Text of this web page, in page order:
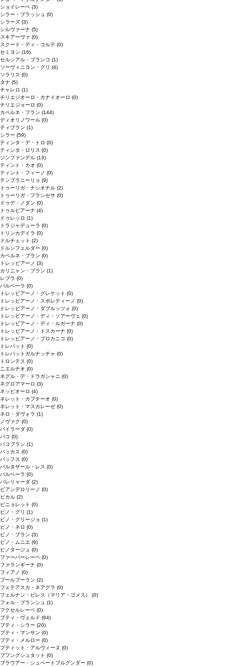
ショイレーベ (3)
シラー・ブラッシュ (0)
シラーズ (3)
シルヴァーナ (5)
スキアーヴァ (0)
スクード・ディ・コルテ (0)
セミヨン (16)
セルシアル・ブランコ (1)
ソーヴィニヨン・グリ (4)
ソラリス (0)
タナ (5)
チャレロ (1)
チリエジオーロ・カナイオーロ (0)
チリエジョーロ (0)
カベルネ・フラン (144)
ディオリノワール (0)
ティブラン (1)
シラー (59)
ティンタ・デ・トロ (0)
ティンタ・ロリス (0)
ジンファンデル (13)
ティント・カオ (0)
ティント・フィーノ (0)
テンプラニーリョ (9)
トゥーリガ・ナシオナル (2)
トゥーリガ・フランセサ (0)
ドゥデ・ノダン (0)
トゥルビアーナ (4)
ドゥレッロ (1)
トラジャデューラ (0)
トリンカデイラ (0)
ドルチェット (2)
ドルンフェルダー (0)
カベルネ・ブラン (0)
トレッビアーノ (3)
カリニャン・ブラン (1)
レブラ (0)
バルベーラ (0)
トレッビアーノ・グレケット (0)
トレッビアーノ・スポレティーノ (0)
トレッビアーノ・ダブルッツォ (0)
トレッビアーノ・ディ・ソアーヴェ (0)
トレッビアーノ・ディ・ルガーナ (0)
トレッビアーノ・トスカーナ (0)
トレッビアーノ・プロカニコ (0)
トレパット (0)
トレパットガルナッチャ (0)
トロンテス (0)
ニエルチオ (0)
ネグル・デ・ドラガシャニ (0)
ネグロアマーロ (3)
ネッビオーロ (4)
ネレット・カプチーオ (0)
ネレット・マスカレーゼ (0)
ネロ・ダヴォラ (1)
ノヴァク (0)
バイラーダ (0)
バコ (0)
バコブラン (1)
バッカス (0)
バッフス (0)
バルタザール・レス (0)
バルベーラ (0)
パレリャーダ (2)
ピアンデロリーノ (0)
ビカル (2)
ピニョレット (0)
ピノ・グリ (1)
ピノ・グリージョ (1)
ピノ・ネロ (0)
ピノ・ブラン (3)
ピノ・ムニエ (9)
ピノタージュ (0)
ファーバーレーベ (0)
ファランギーナ (0)
フィアノ (0)
ブールブーラン (2)
フェテアスカ・ネアグラ (0)
フェルナン・ピレス（マリア・ゴメス） (0)
フォル・ブランシュ (1)
フクセルレーベ (0)
プティ・ヴェルド (64)
プティ・シラー (20)
プティ・マンサン (0)
プティ・メルロー (0)
プティット・アルヴィーヌ (0)
プフングシュタット (0)
ブラウアー・シュペートブルグンダー (0)